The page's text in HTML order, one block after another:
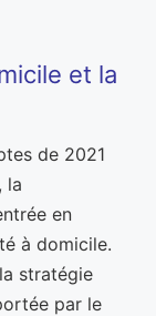
et la
de 2021
la
en
à domicile.
stratégie
par le